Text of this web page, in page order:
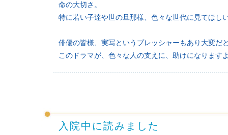
命の大切さ。
特に若い子達や世の旦那様、色々な世代に見てほし
俳優の皆様、実写というプレッシャーもあり大変だ
このドラマが、色々な人の支えに、助けになります
入院中に読みました